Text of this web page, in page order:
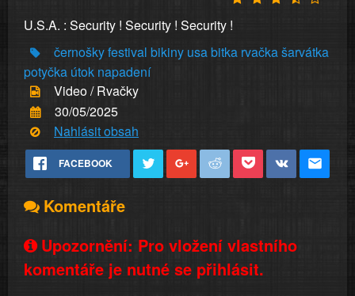
U.S.A. : Security ! Security ! Security !
černoškyfestival bikiny usabitka rvačkašarvátka
potyčka útok napadení
Video / Rvačky
30/05/2025
Nahlásit obsah
FACEBOOK
Komentáře
Upozornění: Pro vložení vlastního
komentáře je nutné se přihlásit.